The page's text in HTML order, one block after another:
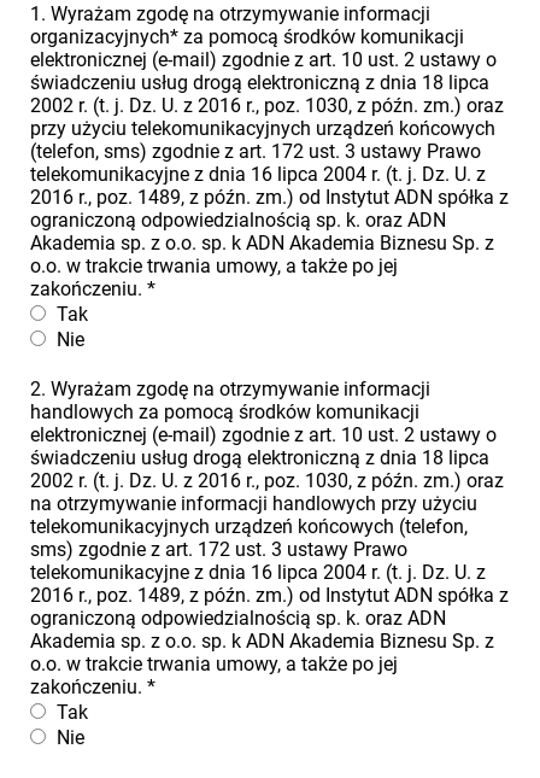
1. Wyrażam zgodę na otrzymywanie informacji
organizacyjnych* za pomocą środków komunikacji
elektronicznej (e-mail) zgodnie z art. 10 ust. 2 ustawy o
świadczeniu usług drogą elektroniczną z dnia 18 lipca
2002 r. (t. j. Dz. U. z 2016 r., poz. 1030, z późn. zm.) oraz
przy użyciu telekomunikacyjnych urządzeń końcowych
(telefon, sms) zgodnie z art. 172 ust. 3 ustawy Prawo
telekomunikacyjne z dnia 16 lipca 2004 r. (t. j. Dz. U. z
2016 r., poz. 1489, z późn. zm.) od Instytut ADN spółka z
ograniczoną odpowiedzialnością sp. k. oraz ADN
Akademia sp. z o.o. sp. k ADN Akademia Biznesu Sp. z
o.o. w trakcie trwania umowy, a także po jej
zakończeniu. *
Tak
Nie
2. Wyrażam zgodę na otrzymywanie informacji
handlowych za pomocą środków komunikacji
elektronicznej (e-mail) zgodnie z art. 10 ust. 2 ustawy o
świadczeniu usług drogą elektroniczną z dnia 18 lipca
2002 r. (t. j. Dz. U. z 2016 r., poz. 1030, z późn. zm.) oraz
na otrzymywanie informacji handlowych przy użyciu
telekomunikacyjnych urządzeń końcowych (telefon,
sms) zgodnie z art. 172 ust. 3 ustawy Prawo
telekomunikacyjne z dnia 16 lipca 2004 r. (t. j. Dz. U. z
2016 r., poz. 1489, z późn. zm.) od Instytut ADN spółka z
ograniczoną odpowiedzialnością sp. k. oraz ADN
Akademia sp. z o.o. sp. k ADN Akademia Biznesu Sp. z
o.o. w trakcie trwania umowy, a także po jej
zakończeniu. *
Tak
Nie